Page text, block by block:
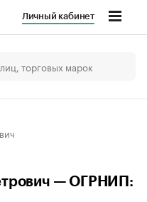
Личный кабинет
— ОГРНИП: